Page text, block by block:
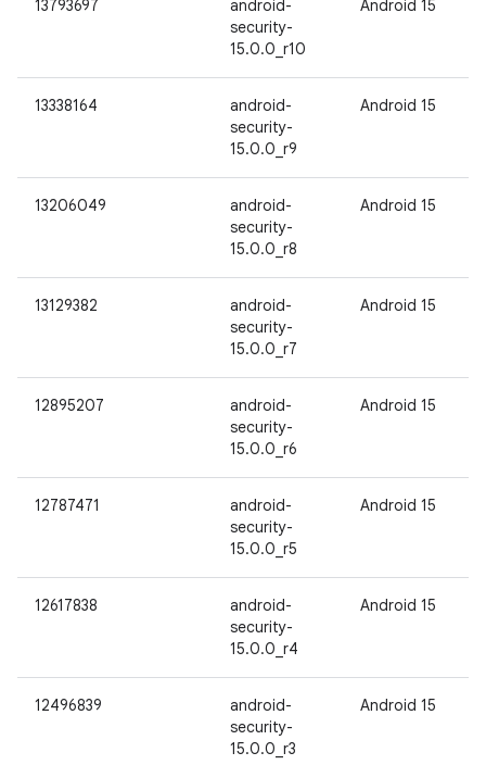
13793697
android-
security-
15.0.0_r10
Android 15
13338164
android-
security-
15.0.0_r9
Android 15
13206049
android-
security-
15.0.0_r8
Android 15
13129382
android-
security-
15.0.0_r7
Android 15
12895207
android-
security-
15.0.0_r6
Android 15
12787471
android-
security-
15.0.0_r5
Android 15
12617838
android-
security-
15.0.0_r4
Android 15
12496839
android-
security-
15.0.0_r3
Android 15